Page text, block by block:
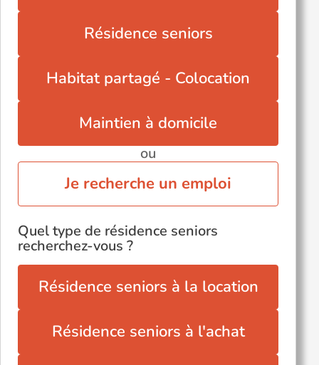
Résidence seniors
Habitat partagé - Colocation
Maintien à domicile
ou
Je recherche un emploi
Quel type de résidence seniors
recherchez-vous ?
Résidence seniors à la location
Résidence seniors à l'achat